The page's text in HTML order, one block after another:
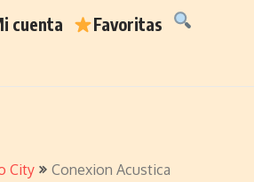
cuenta Favoritas
City Conexion Acustica